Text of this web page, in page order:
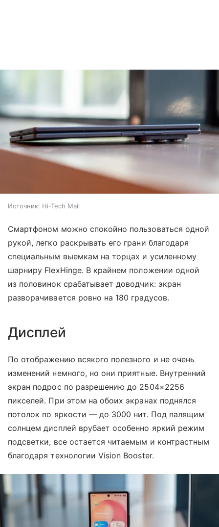
Источник: Hi-Tech Mail
Смартфоном можно спокойно пользоваться одной
рукой, легко раскрывать его грани благодаря
специальным выемкам на торцах и усиленному
шарниру FlexHinge. В крайнем положении одной
из половинок срабатывает доводчик: экран
разворачивается ровно на 180 градусов.
Дисплей
По отображению всякого полезного и не очень
изменений немного, но они приятные. Внутренний
экран подрос по разрешению до 2504×2256
пикселей. При этом на обоих экранах поднялся
потолок по яркости — до 3000 нит. Под палящим
солнцем дисплей врубает особенно яркий режим
подсветки, все остается читаемым и контрастным
благодаря технологии Vision Booster.